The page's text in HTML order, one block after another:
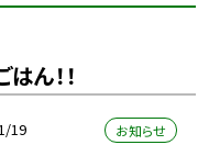
ん！！
19 お知らせ